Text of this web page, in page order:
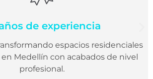
de experiencia
espacios residenciales
Medellín con acabados de nivel
profesional.